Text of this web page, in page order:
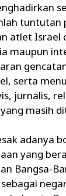
tuntutan
atlet Israel
maupun
serta
jurnalis,
masih
adanya
yang
Bangsa-